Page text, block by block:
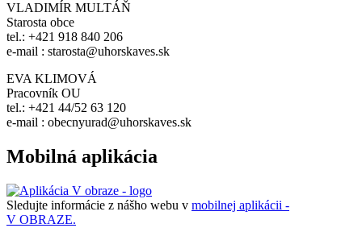
VLADIMÍR MULTÁŇ
Starosta obce
tel.: +421 918 840 206
e-mail : starosta@uhorskaves.sk
EVA KLIMOVÁ
Pracovník OU
tel.: +421 44/52 63 120
e-mail : obecnyurad@uhorskaves.sk
Mobilná aplikácia
Sledujte informácie z nášho webu v mobilnej aplikácii -
V OBRAZE.